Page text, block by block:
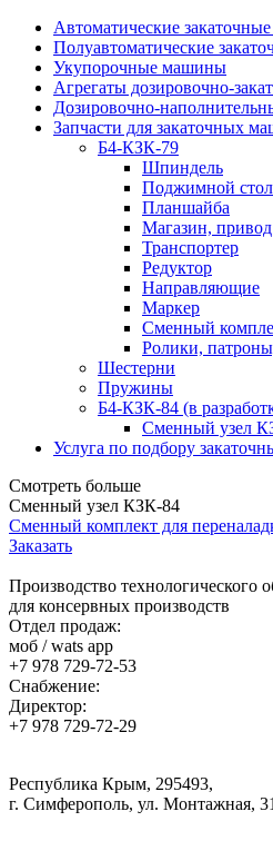
Автоматические
Полуавтоматические
Укупорочные машины
Агрегаты дозировочно-
Дозировочно-
Запчасти для закаточных
Б4-КЗК-79
Шпиндель
Поджимной стол
Планшайба
Магазин, привод
Транспортер
Редуктор
Направляющие
Маркер
Сменный
Ролики,
Шестерни
Пружины
Б4-КЗК-84 (в
Сменный узел
Услуга по подбору
Смотреть больше
Сменный узел КЗК-84
Сменный комплект для
Заказать
Производство технологического
для консервных производств
Отдел продаж:
моб / wats app
+7 978 729-72-53
Снабжение:
Директор:
+7 978 729-72-29
Республика Крым, 295493,
г. Симферополь, ул. Монтажная, 31